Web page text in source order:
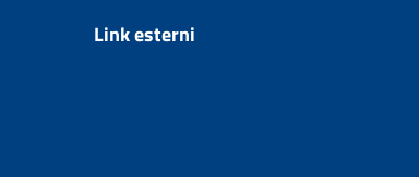
Link esterni